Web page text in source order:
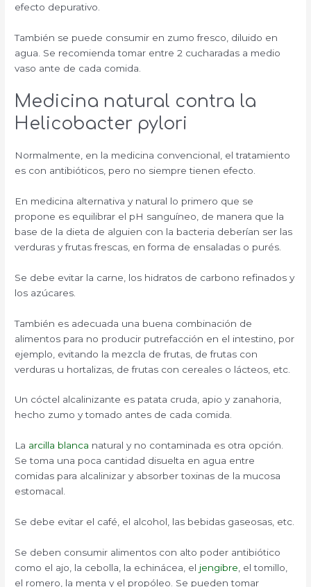
efecto depurativo.
También se puede consumir en zumo fresco, diluido en
agua. Se recomienda tomar entre 2 cucharadas a medio
vaso ante de cada comida.
Medicina natural contra la
Helicobacter pylori
Normalmente, en la medicina convencional, el tratamiento
es con antibióticos, pero no siempre tienen efecto.
En medicina alternativa y natural lo primero que se
propone es equilibrar el pH sanguíneo, de manera que la
base de la dieta de alguien con la bacteria deberían ser las
verduras y frutas frescas, en forma de ensaladas o purés.
Se debe evitar la carne, los hidratos de carbono refinados y
los azúcares.
También es adecuada una buena combinación de
alimentos para no producir putrefacción en el intestino, por
ejemplo, evitando la mezcla de frutas, de frutas con
verduras u hortalizas, de frutas con cereales o lácteos, etc.
Un cóctel alcalinizante es patata cruda, apio y zanahoria,
hecho zumo y tomado antes de cada comida.
La arcilla blanca natural y no contaminada es otra opción.
Se toma una poca cantidad disuelta en agua entre
comidas para alcalinizar y absorber toxinas de la mucosa
estomacal.
Se debe evitar el café, el alcohol, las bebidas gaseosas, etc.
Se deben consumir alimentos con alto poder antibiótico
como el ajo, la cebolla, la echinácea, el jengibre , el tomillo,
el romero, la menta y el propóleo. Se pueden tomar